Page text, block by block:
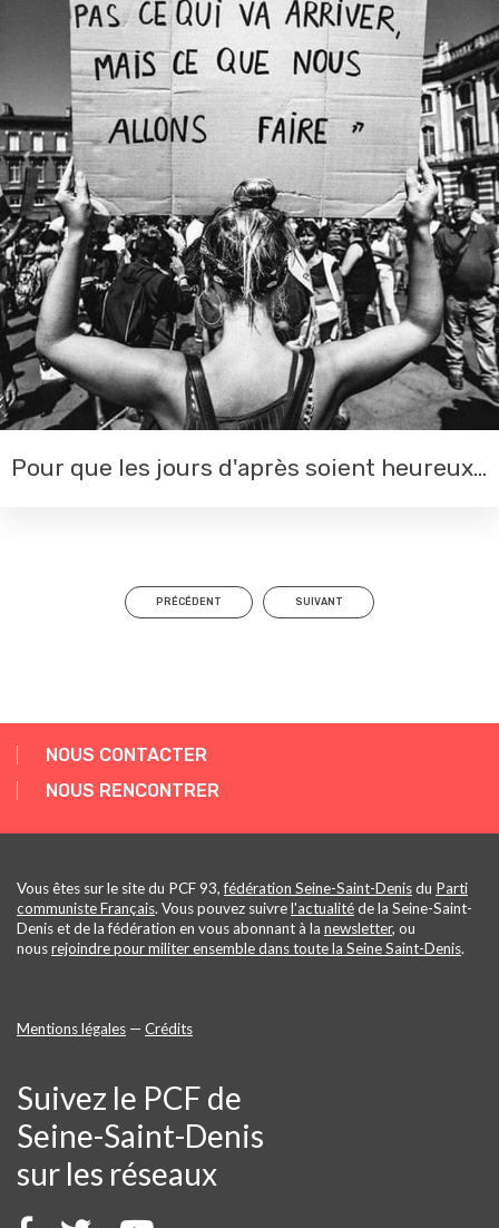
Pour que les jours d'après soient heureux...
PRÉCÉDENT SUIVANT
NOUS CONTACTER
NOUS RENCONTRER
Vous êtes sur le site du PCF 93,fédération Seine-Saint-Denisdu Parti
communiste Français. Vous pouvez suivrel'actualitéde la Seine-Saint-
Denis et de la fédération en vous abonnant à la newsletter, ou
nousrejoindre pour militer ensemble dans toute la Seine Saint-Denis.
Mentions légales — Crédits
Suivez le PCF de
Seine-Saint-Denis
sur les réseaux